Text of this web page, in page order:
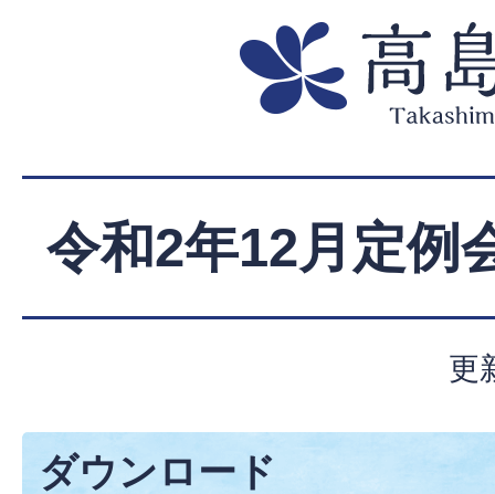
令和2年12月定例
更
ダウンロード